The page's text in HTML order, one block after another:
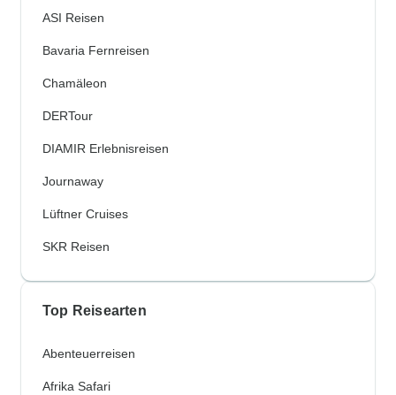
ASI Reisen
Bavaria Fernreisen
Chamäleon
DERTour
DIAMIR Erlebnisreisen
Journaway
Lüftner Cruises
SKR Reisen
Top Reisearten
Abenteuerreisen
Afrika Safari